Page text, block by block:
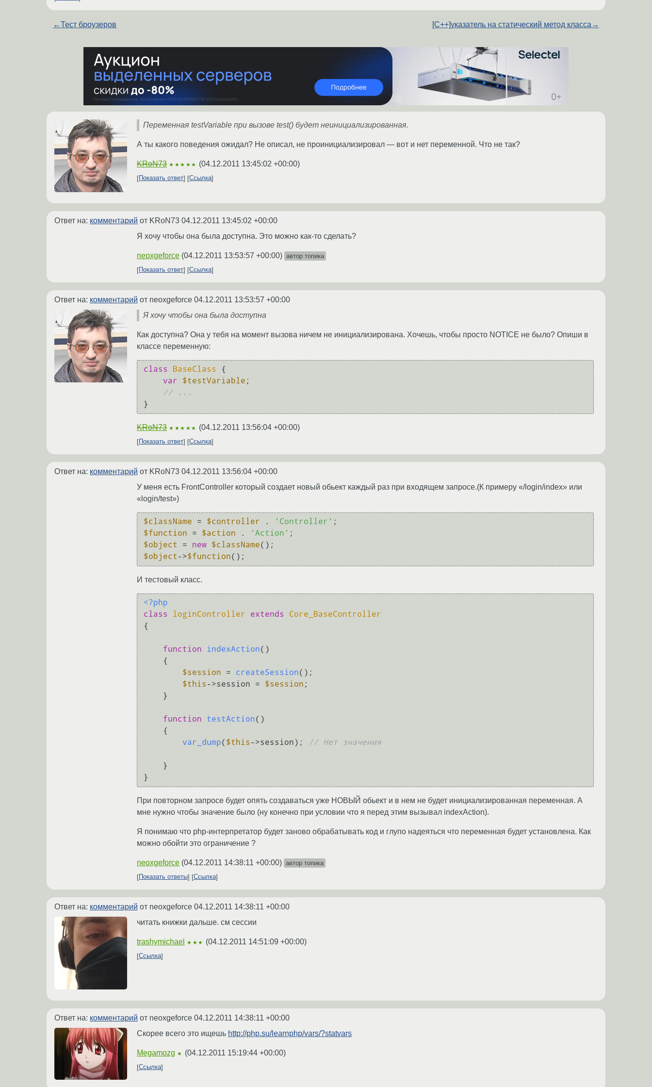
←Тест броузеров [C++]указатель на статический метод класса →
Переменная testVariable при вызове test() будет неинициализированная.
А ты какого поведения ожидал? Не описал, не проинициализировал — вот и нет переменной. Что не так?
KRoN73 ★★★★★ (04.12.2011 13:45:02 +00:00)
Показать ответ Ссылка
Ответ на: комментарий от KRoN73 04.12.2011 13:45:02 +00:00
Я хочу чтобы она была доступна. Это можно как-то сделать?
neoxgeforce (04.12.2011 13:53:57 +00:00) автор топика
Показать ответ
Ссылка
Ответ на: комментарий от neoxgeforce 04.12.2011 13:53:57 +00:00
Я хочу чтобы она была доступна
Как доступна? Она у тебя на момент вызова ничем не инициализирована. Хочешь, чтобы просто NOTICE не было? Опиши в
классе переменную:
class BaseClass
{
var
$testVariable ;
// ...
KRoN73 ★★★★★ (04.12.2011 13:56:04 +00:00)
Показать ответ Ссылка
Ответ на: комментарий от KRoN73 04.12.2011 13:56:04 +00:00
У меня есть FrontController который создает новый обьект каждый раз при входящем запросе.(К примеру «/login/index» или
«login/test»)
$className = $controller . 'Controller'
$function = $action . 'Action'
$object
= new $className
$object ->$function
И тестовый класс.
<?php
class
loginController extends
Core_BaseController
{
function indexAction( )
{
$session = createSession();
$this ->session = $session ;
function testAction( )
{
var_dump( $this ->session); // Нет значения
При повторном запросе будет опять создаваться уже НОВЫЙ обьект и в нем не будет инициализированная переменная. А
мне нужно чтобы значение было (ну конечно при условии что я перед этим вызывал indexAction).
Я понимаю что php-интерпретатор будет заново обрабатывать код и глупо надеяться что переменная будет установлена. Как
можно обойти это ограничение ?
neoxgeforce (04.12.2011 14:38:11 +00:00) автор топика
Показать ответы
Ссылка
Ответ на: комментарий от neoxgeforce 04.12.2011 14:38:11 +00:00
читать книжки дальше. см сессии
trashymichael ★★★ (04.12.2011 14:51:09 +00:00)
Ссылка
Ответ на: комментарий от neoxgeforce 04.12.2011 14:38:11 +00:00
Скорее всего это ищешь http://php.su/learnphp/vars/?statvars
Megamozg ★ (04.12.2011 15:19:44 +00:00)
Ссылка